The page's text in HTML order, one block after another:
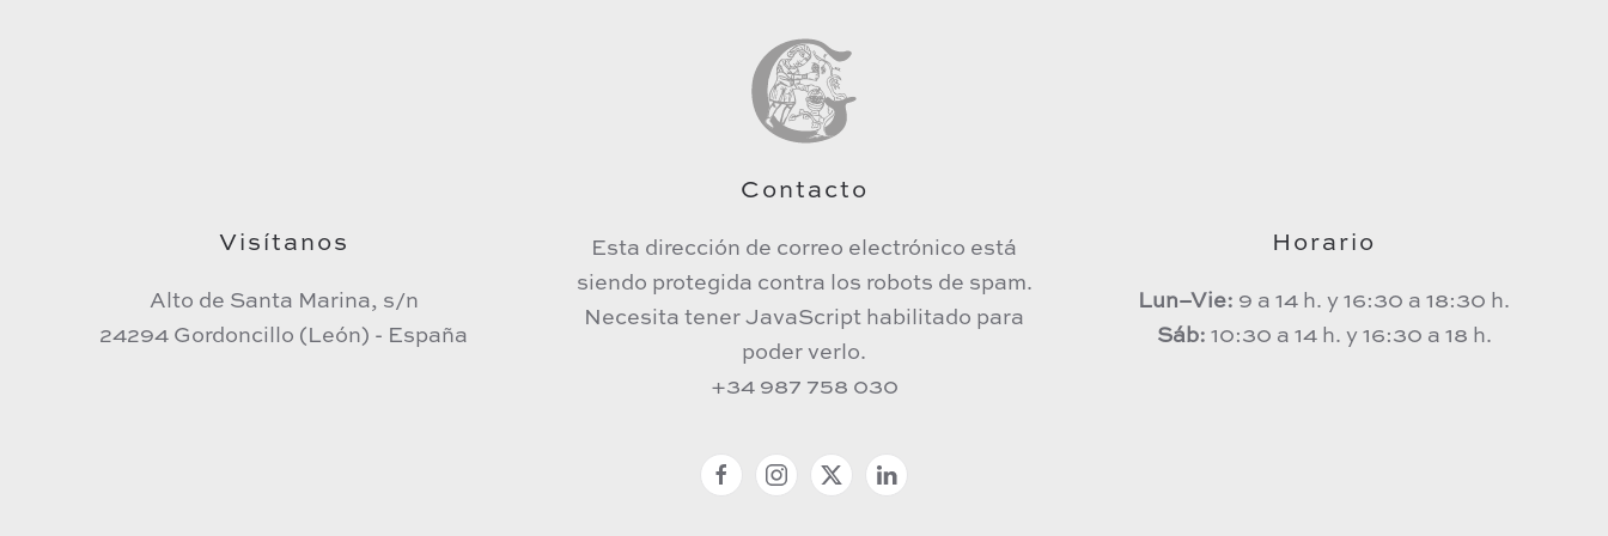
Visítanos
Alto de Santa Marina, s/n
24294 Gordoncillo (León) - España
Contacto
Esta dirección de correo electrónico está
siendo protegida contra los robots de spam.
Necesita tener JavaScript habilitado para
poder verlo.
+34 987 758 030
Horario
Lun–Vie: 9 a 14 h. y 16:30 a 18:30 h.
Sáb: 10:30 a 14 h. y 16:30 a 18 h.